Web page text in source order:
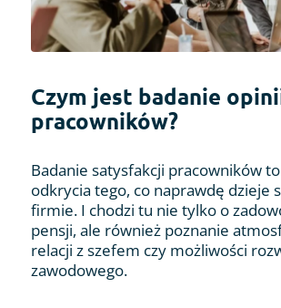
Czym jest badanie
pracowników?
Badanie satysfakcji pracowników
odkrycia tego, co naprawdę dzieje
firmie. I chodzi tu nie tylko o
pensji, ale również poznanie
relacji z szefem czy możliwości
zawodowego.